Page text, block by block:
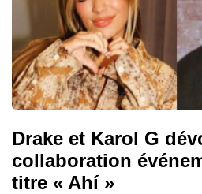
Drake et Karol G
collaboration
titre « Ahí »